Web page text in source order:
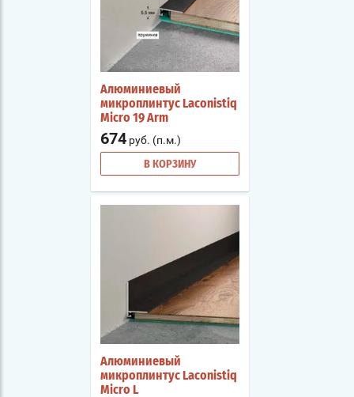
Алюминиевый
микроплинтус Laconistiq
Micro 19 Arm
674 руб. (п.м.)
В КОРЗИНУ
Алюминиевый
микроплинтус Laconistiq
Micro L